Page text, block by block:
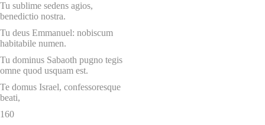
Tu sublime sedens agios,
benedictio nostra.
Tu deus Emmanuel: nobiscum
habitabile numen.
Tu dominus Sabaoth pugno tegis
omne quod usquam est.
Te domus Israel, confessoresque
beati,
160